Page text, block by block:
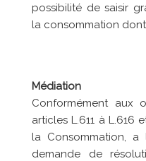
possibilité de saisir
la consommation
Médiation
Conformément aux
articles L.611 à L.616
la Consommation, a
demande de